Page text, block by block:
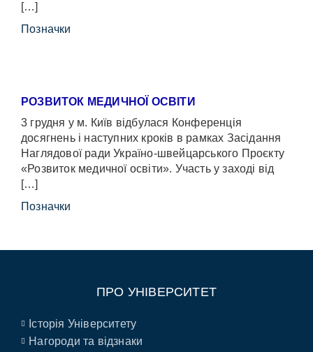
[…]
Позначки
РОЗВИТОК МЕДИЧНОЇ ОСВІТИ
3 грудня у м. Київ відбулася Конференція
досягнень і наступних кроків в рамках Засідання
Наглядової ради Україно-швейцарського Проєкту
«Розвиток медичної освіти». Участь у заході від
[…]
Позначки
ПРО УНІВЕРСИТЕТ
Історія Університету
Нагороди та відзнаки